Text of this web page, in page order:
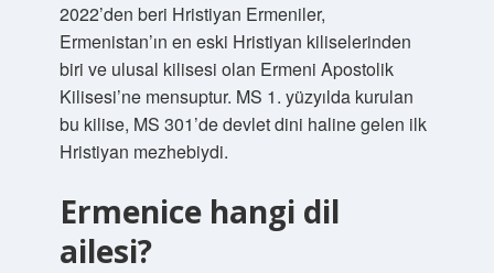
2022’den beri Hristiyan Ermeniler,
Ermenistan’ın en eski Hristiyan kiliselerinden
biri ve ulusal kilisesi olan Ermeni Apostolik
Kilisesi’ne mensuptur. MS 1. yüzyılda kurulan
bu kilise, MS 301’de devlet dini haline gelen ilk
Hristiyan mezhebiydi.
Ermenice hangi dil
ailesi?